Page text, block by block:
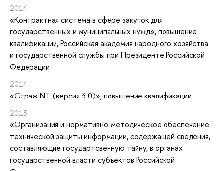
2014
«Контрактная система в сфере закупок для
государственных и муниципальных нужд», повышение
квалификации, Российская академия народного хозяйства
и государственной службы при Президенте Российской
Федерации
2014
«Страж NT (версия 3.0)», повышение квалификации
2013
«Организация и нормативно-методическое обеспечение
технической защиты информации, содержащей сведения,
составляющие государтсвенную тайну, в органах
государственной власти субъектов Российской